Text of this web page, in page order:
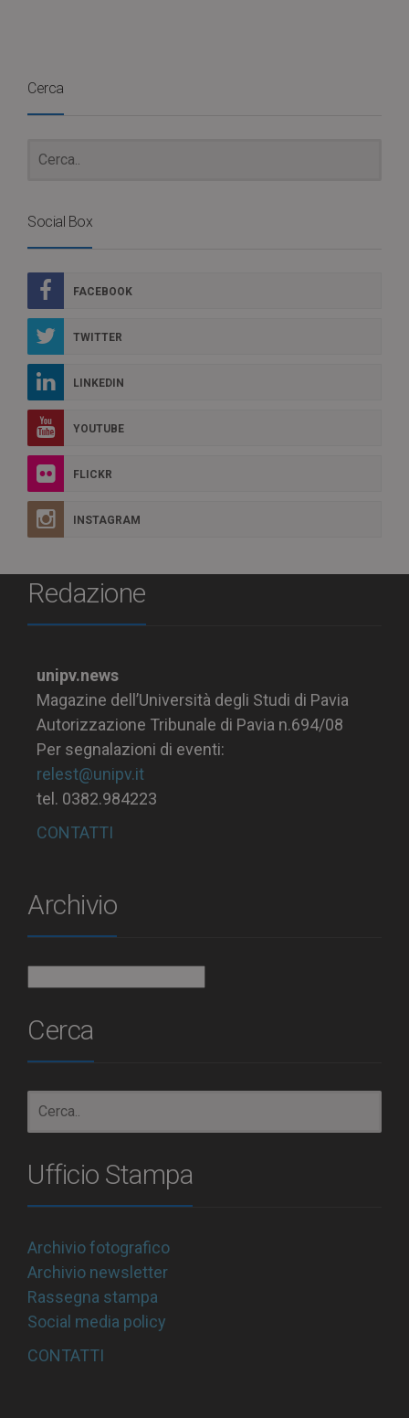
Cerca
Social Box
FACEBOOK
TWITTER
LINKEDIN
YOUTUBE
FLICKR
INSTAGRAM
Redazione
unipv.news
Magazine dell’Università degli Studi di Pavia
Autorizzazione Tribunale di Pavia n.694/08
Per segnalazioni di eventi:
relest@unipv.it
tel. 0382.984223
CONTATTI
Archivio
Cerca
Ufficio Stampa
Archivio fotografico
Archivio newsletter
Rassegna stampa
Social media policy
CONTATTI